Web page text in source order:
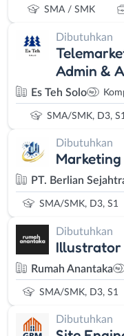
SMA / SMK
Dibutuhkan
Admin &
Es Teh Solo
SMA/SMK, D3, S1
Dibutuhkan
PT. Berlian
SMA/SMK, D3, S1
Dibutuhkan
Illustrator
Rumah Anantaka
SMA/SMK, D3, S1
Dibutuhkan